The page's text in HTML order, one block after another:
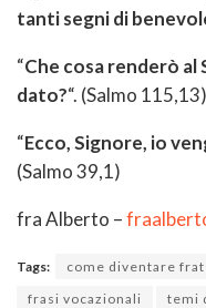
tanti segni di
“Che cosa renderò al
dato?“. (Salmo 115,13)
“Ecco, Signore, io
(Salmo 39,1)
fra Alberto –
Tags: come diventare
frasi vocazionali
temi